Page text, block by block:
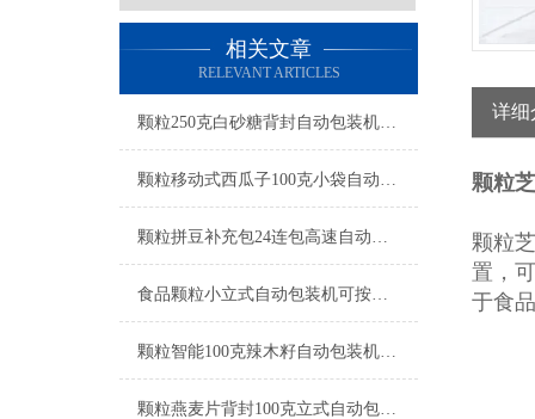
相关文章
RELEVANT ARTICLES
颗粒250克白砂糖背封自动包装机操作简单
颗粒移动式西瓜子100克小袋自动包装机产品简介
颗粒拼豆补充包24连包高速自动包装机生产厂家
食品颗粒小立式自动包装机可按需定制
颗粒智能100克辣木籽自动包装机产品简介
颗粒燕麦片背封100克立式自动包装机工厂生产
详细
颗粒
颗粒
置，
于食